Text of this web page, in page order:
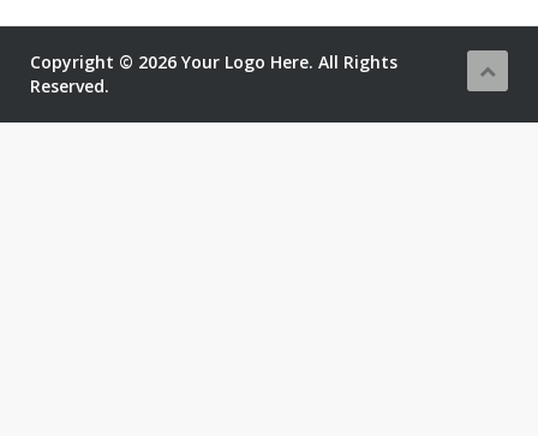
Copyright © 2026 Your Logo Here. All Rights
Reserved.